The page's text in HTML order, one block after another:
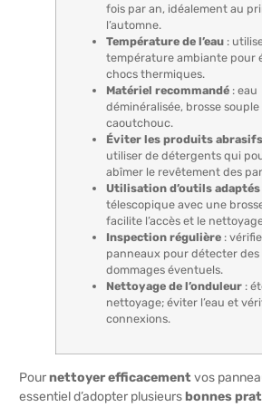
fois par an, idéalement au
l’automne.
Température de l’eau :
température ambiante pour
chocs thermiques.
Matériel recommandé : eau
déminéralisée, brosse
caoutchouc.
Éviter les produits abrasifs
utiliser de détergents qui
abîmer le revêtement des
Utilisation d’outils adaptés
télescopique avec une
facilite l’accès et le
Inspection régulière :
panneaux pour détecter des
dommages éventuels.
Nettoyage de l’onduleur :
nettoyage; éviter l’eau et
connexions.
Pournettoyer efficacementvos
essentiel d’adopter plusieursbonnes